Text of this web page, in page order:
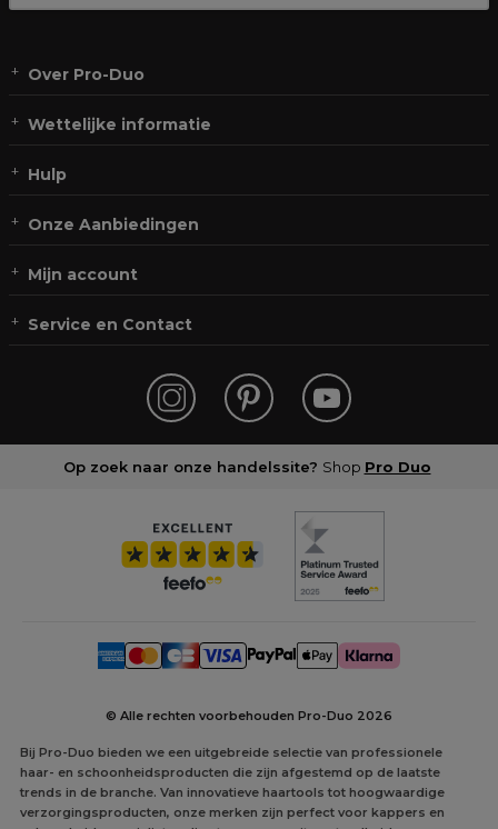
Over Pro-Duo
Wettelijke informatie
Hulp
Onze Aanbiedingen
Mijn account
Service en Contact
Op zoek naar onze handelssite? Shop Pro Duo
© Alle rechten voorbehouden Pro-Duo 2026
Bij Pro-Duo bieden we een uitgebreide selectie van professionele
haar- en schoonheidsproducten die zijn afgestemd op de laatste
trends in de branche. Van innovatieve haartools tot hoogwaardige
verzorgingsproducten, onze merken zijn perfect voor kappers en